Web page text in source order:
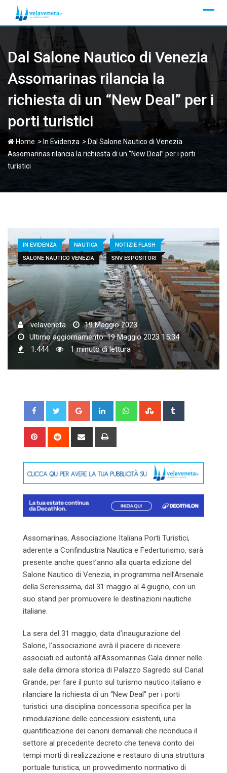
Dal Salone Nautico di Venezia
Assomarinas rilancia la
richiesta di un “New Deal” per i
porti turistici
Home > In Evidenza > Dal Salone Nautico di Venezia
Assomarinas rilancia la richiesta di un “New Deal” per i porti
turistici
IN EVIDENZA NAUTICA
NOTIZIE FLASH
SALONE NAUTICO VENEZIA
SNV ESPOSITORI
velaveneta
19 Maggio 2023
Ultimo aggiornamento: 19 Maggio 2023 15:34
1.444
1 minuto di lettura
Google+ LinkedIn WhatsappStumbleUpon
Pinterest Reddit
Share
Assomarinas, Associazione Italiana Porti Turistici,
aderente a Confindustria Nautica e Federturismo, sarà
presente anche quest’anno alla quarta edizione del
Salone Nautico di Venezia, in programma nell’Arsenale
della Serenissima, dal 31 maggio al 4 giugno, con un
suo stand per promuovere le destinazioni nautiche
italiane.
La sera del 31 maggio, data d’inaugurazione del
Salone, l’associazione avrà il piacere di ricevere
associati ed autorità all’Assomarinas Gala dinner nelle
sale della dimora storica di Palazzo Sagredo sul Canal
Grande, per fare il punto sul turismo nautico italiano e
rilanciare la richiesta di un “New Deal” per i porti
turistici: una disciplina concessoria specifica per la
rimodulazione delle concessioni esistenti, una
quantificazione dei canoni demaniali che riconduca il
settore al precedente decreto che teneva conto dei
tempi morti di realizzazione e restauro di una struttura
portuale turistica, un provvedimento normativo di